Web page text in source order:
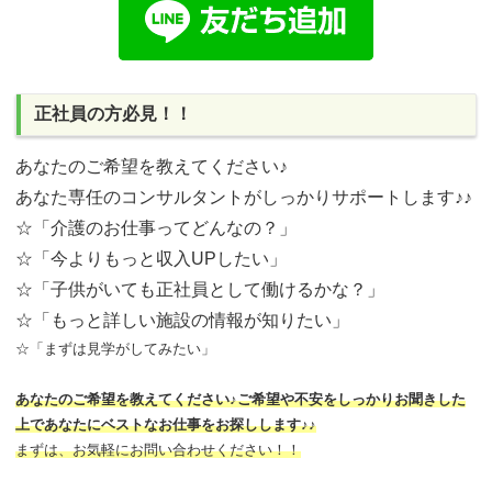
正社員の方必見！！
あなたのご希望を教えてください♪
あなた専任のコンサルタントがしっかりサポートします♪♪
☆「介護のお仕事ってどんなの？」
☆「今よりもっと収入UPしたい」
☆「子供がいても正社員として働けるかな？」
☆「もっと詳しい施設の情報が知りたい」
☆「まずは見学がしてみたい」
あなたのご希望を教えてください♪ご希望や不安をしっかりお聞きした
上であなたにベストなお仕事をお探しします♪♪
まずは、お気軽にお問い合わせください！！